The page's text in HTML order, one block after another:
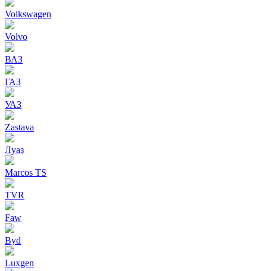
Volkswagen
Volvo
ВАЗ
ГАЗ
УАЗ
Zastava
Луаз
Marcos TS
TVR
Faw
Byd
Luxgen